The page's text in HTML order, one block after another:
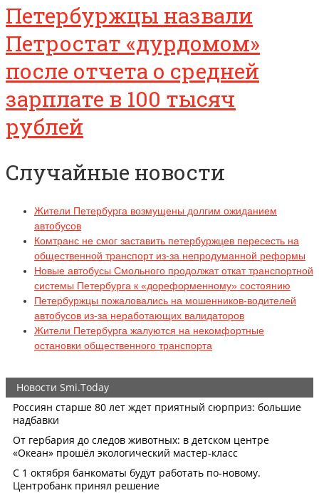
Петербуржцы назвали
Петростат «дурдомом»
после отчета о средней
зарплате в 100 тысяч
рублей
Случайные новости
Жители Петербурга возмущены долгим ожиданием
автобусов
Комтранс не смог заставить петербуржцев пересесть на
общественной транспорт из-за непродуманной реформы
Новые автобусы Смольного продолжат откат транспортной
системы Петербурга к «дореформенному» состоянию
Петербуржцы пожаловались на мошенников-водителей
автобусов из-за неработающих валидаторов
Жители Петербурга жалуются на некомфортные
остановки общественного транспорта